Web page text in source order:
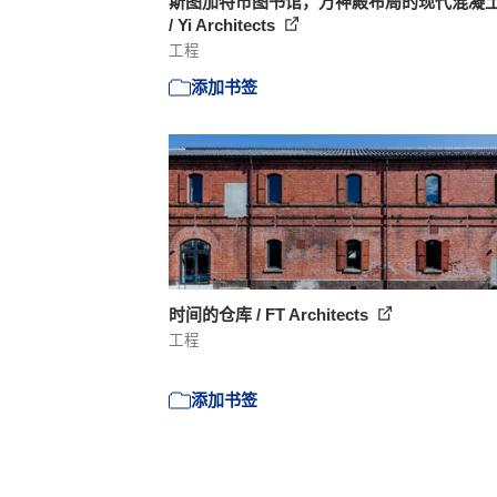
/ Yi Architects
工程
添加书签
时间的仓库 / FT Architects
工程
添加书签